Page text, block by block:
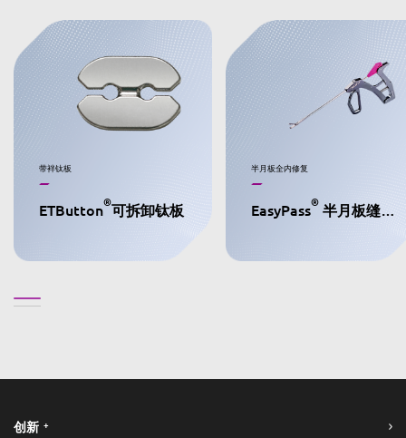
带袢钛板
ETButton®可拆卸钛板
半月板全内修复
EasyPass® 半月板缝合枪
创新 +